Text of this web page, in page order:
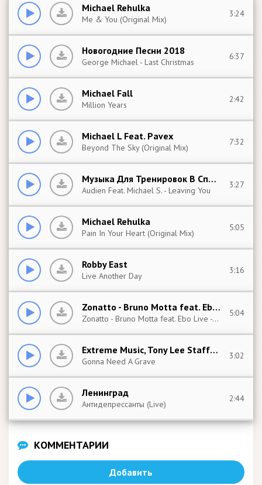
Michael Rehulka
Me & You (Original Mix)
3:24
Новогодние Песни 2018
George Michael - Last Christmas
6:37
Michael Fall
Million Years
2:42
Michael L Feat. Pavex
Beyond The Sky (Original Mix)
7:32
Музыка Для Тренировок В Спортзале
Audien Feat. Michael S. - Leaving You
3:27
Michael Rehulka
Pain In Your Heart (Original Mix)
5:05
Robby East
Live Another Day
3:16
Zonatto - Bruno Motta feat. Ebo Live
Zonatto - Bruno Motta feat. Ebo Live - Slow Motion (Sharapov Remix) (2019)
5:04
Extreme Music, Tony Lee Stafford Jr & Michael Dennis Smith, Nakia
Gonna Need A Grave
3:02
Ленинград
Антидепрессанты (Live)
2:44
КОММЕНТАРИИ
Добавить